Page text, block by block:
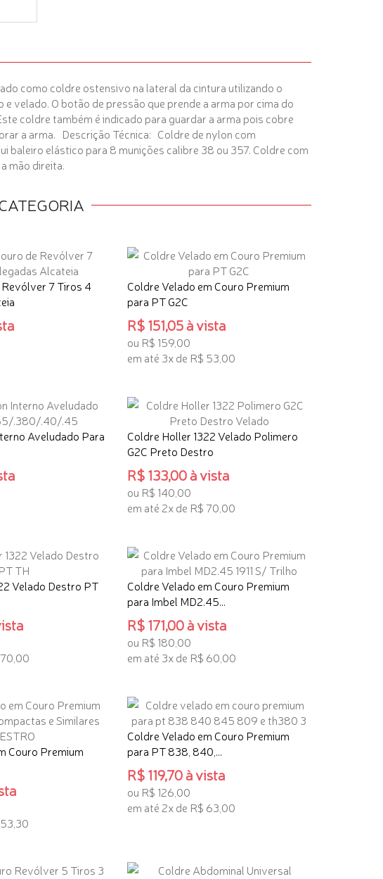
como coldre ostensivo na lateral da cintura utilizando o
velado. O botão de pressão que prende a arma por cima do
coldre também é indicado para guardar a arma pois cobre
a arma. Descrição Técnica: Coldre de nylon com
baleiro elástico para 8 munições calibre 38 ou 357. Coldre com
mão direita.
7 Tiros 4
Coldre Velado em Couro Premium
para PT G2C
R$ 151,05 à vista
ou R$ 159,00
em até 3x de R$ 53,00
Aveludado Para
Coldre Holler 1322 Velado Polimero
G2C Preto Destro
R$ 133,00 à vista
ou R$ 140,00
em até 2x de R$ 70,00
Velado Destro PT
Coldre Velado em Couro Premium
para Imbel MD2.45...
R$ 171,00 à vista
ou R$ 180,00
em até 3x de R$ 60,00
Couro Premium
Coldre Velado em Couro Premium
para PT 838, 840,...
R$ 119,70 à vista
ou R$ 126,00
em até 2x de R$ 63,00